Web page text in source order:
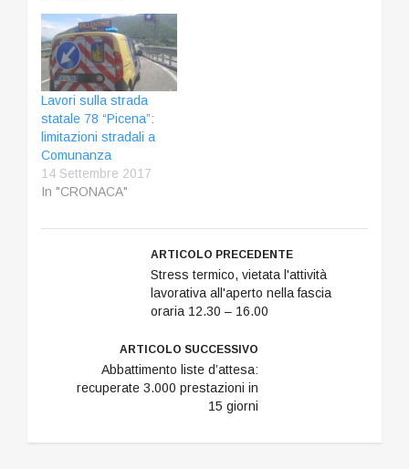
i lavori…
Lavori sulla strada
statale 78 “Picena”:
limitazioni stradali a
Comunanza
14 Settembre 2017
In "CRONACA"
ARTICOLO PRECEDENTE
Stress termico, vietata l'attività
lavorativa all'aperto nella fascia
oraria 12.30 – 16.00
ARTICOLO SUCCESSIVO
Abbattimento liste d’attesa:
recuperate 3.000 prestazioni in
15 giorni